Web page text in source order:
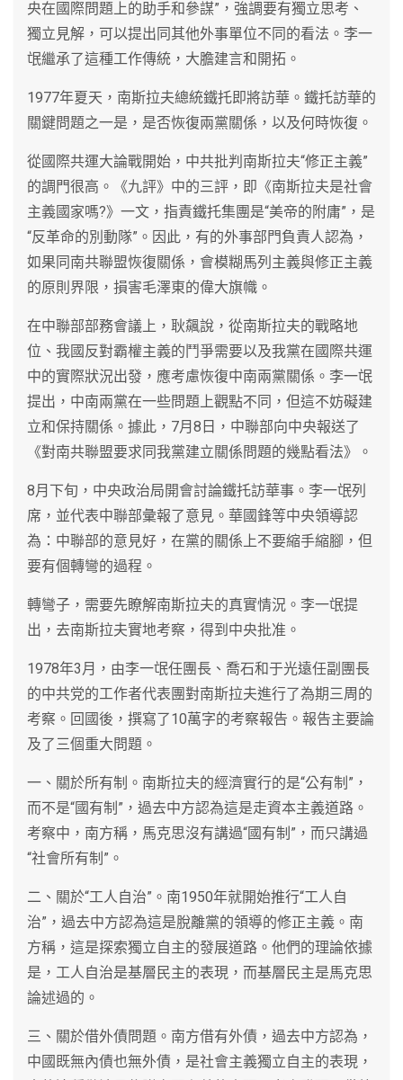
央在國際問題上的助手和參謀”，強調要有獨立思考、
獨立見解，可以提出同其他外事單位不同的看法。李一
氓繼承了這種工作傳統，大膽建言和開拓。
1977年夏天，南斯拉夫總統鐵托即將訪華。鐵托訪華的
關鍵問題之一是，是否恢復兩黨關係，以及何時恢復。
從國際共運大論戰開始，中共批判南斯拉夫“修正主義”
的調門很高。《九評》中的三評，即《南斯拉夫是社會
主義國家嗎?》一文，指責鐵托集團是“美帝的附庸”，是
“反革命的別動隊”。因此，有的外事部門負責人認為，
如果同南共聯盟恢復關係，會模糊馬列主義與修正主義
的原則界限，損害毛澤東的偉大旗幟。
在中聯部部務會議上，耿飆說，從南斯拉夫的戰略地
位、我國反對霸權主義的鬥爭需要以及我黨在國際共運
中的實際狀況出發，應考慮恢復中南兩黨關係。李一氓
提出，中南兩黨在一些問題上觀點不同，但這不妨礙建
立和保持關係。據此，7月8日，中聯部向中央報送了
《對南共聯盟要求同我黨建立關係問題的幾點看法》。
8月下旬，中央政治局開會討論鐵托訪華事。李一氓列
席，並代表中聯部彙報了意見。華國鋒等中央領導認
為：中聯部的意見好，在黨的關係上不要縮手縮腳，但
要有個轉彎的過程。
轉彎子，需要先瞭解南斯拉夫的真實情況。李一氓提
出，去南斯拉夫實地考察，得到中央批准。
1978年3月，由李一氓任團長、喬石和于光遠任副團長
的中共党的工作者代表團對南斯拉夫進行了為期三周的
考察。回國後，撰寫了10萬字的考察報告。報告主要論
及了三個重大問題。
一、關於所有制。南斯拉夫的經濟實行的是“公有制”，
而不是“國有制”，過去中方認為這是走資本主義道路。
考察中，南方稱，馬克思沒有講過“國有制”，而只講過
“社會所有制”。
二、關於“工人自治”。南1950年就開始推行“工人自
治”，過去中方認為這是脫離黨的領導的修正主義。南
方稱，這是探索獨立自主的發展道路。他們的理論依據
是，工人自治是基層民主的表現，而基層民主是馬克思
論述過的。
三、關於借外債問題。南方借有外債，過去中方認為，
中國既無內債也無外債，是社會主義獨立自主的表現，